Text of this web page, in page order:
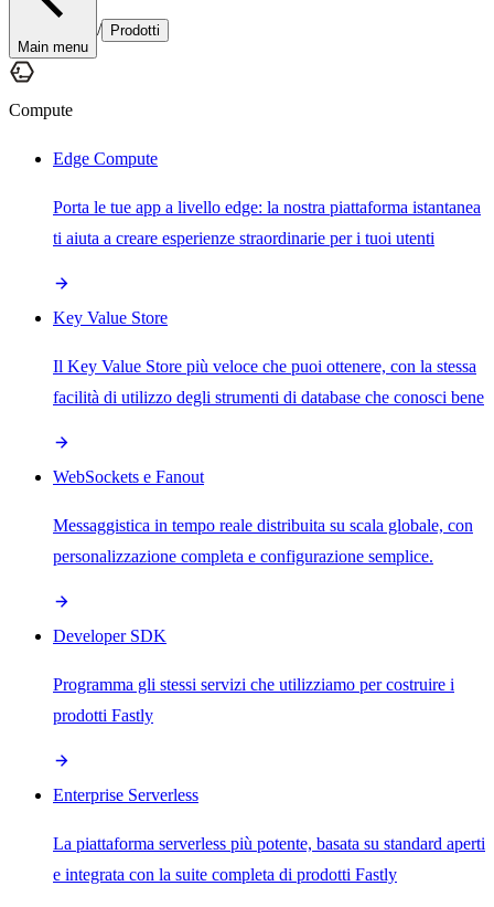
Main menu
/ Prodotti
Compute
Edge Compute
Porta le tue app a livello edge: la nostra piattaforma istantanea
ti aiuta a creare esperienze straordinarie per i tuoi utenti
Key Value Store
Il Key Value Store più veloce che puoi ottenere, con la stessa
facilità di utilizzo degli strumenti di database che conosci bene
WebSockets e Fanout
Messaggistica in tempo reale distribuita su scala globale, con
personalizzazione completa e configurazione semplice.
Developer SDK
Programma gli stessi servizi che utilizziamo per costruire i
prodotti Fastly
Enterprise Serverless
La piattaforma serverless più potente, basata su standard aperti
e integrata con la suite completa di prodotti Fastly